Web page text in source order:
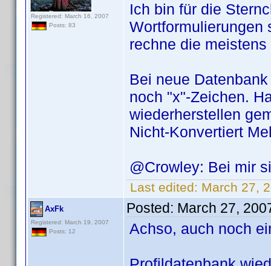
Registered: March 16, 2007
Posts: 83
Ich bin für die
Wortformulierungen
rechne die
Bei neue
noch "x"-Zeichen.
wiederherstellen
Nicht-Konvertiert
@Crowley: Bei mir
Last edited: March 27,
AxFk
Registered: March 19, 2007
Posts: 12
Posted: March 27,
Achso, auch noch